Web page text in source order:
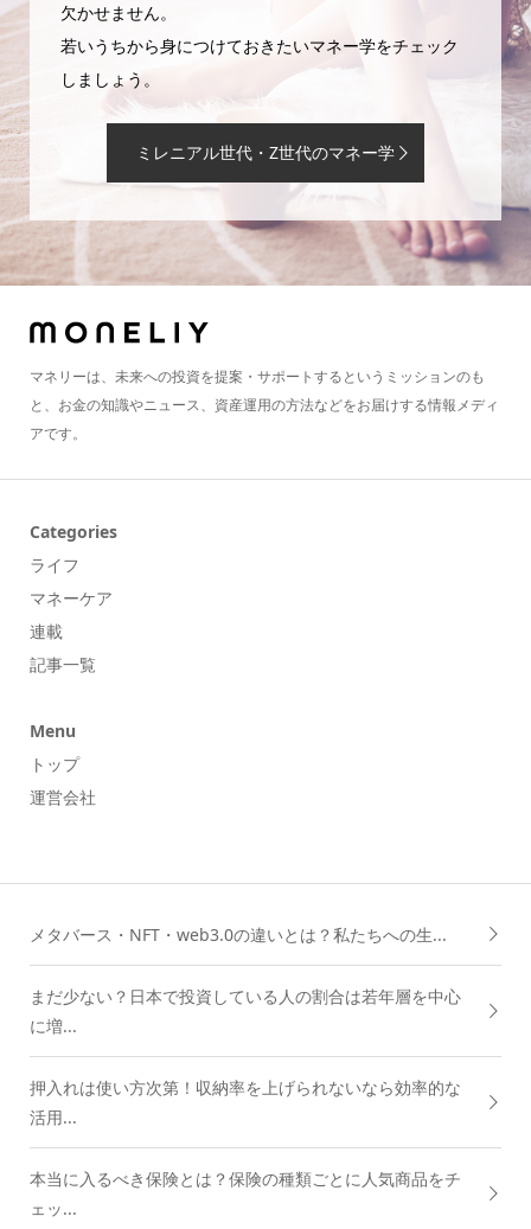
欠かせません。
若いうちから身につけておきたいマネー学をチェック
しましょう。
ミレニアル世代・Z世代のマネー学
マネリーは、未来への投資を提案・サポートするというミッションのも
と、お金の知識やニュース、資産運用の方法などをお届けする情報メディ
アです。
Categories
ライフ
マネーケア
連載
記事一覧
Menu
トップ
運営会社
メタバース・NFT・web3.0の違いとは？私たちへの生...
まだ少ない？日本で投資している人の割合は若年層を中心
に増...
押入れは使い方次第！収納率を上げられないなら効率的な
活用...
本当に入るべき保険とは？保険の種類ごとに人気商品をチ
ェッ...